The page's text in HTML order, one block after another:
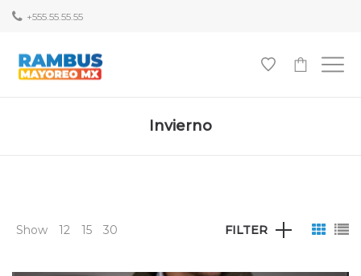
+555.55.55.55
Invierno
Show 12 15 30 FILTER